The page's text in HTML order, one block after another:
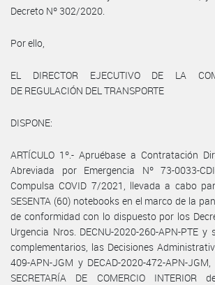
Decreto Nº 302/2020.
Por ello,
EL DIRECTOR EJECUTIVO DE LA
DE REGULACIÓN DEL TRANSPORTE
DISPONE:
ARTÍCULO 1º.- Apruébase a Contratación
Abreviada por Emergencia Nº 73-0033-
Compulsa COVID 7/2021, llevada a cabo
SESENTA (60) notebooks en el marco de la
de conformidad con lo dispuesto por los
Urgencia Nros. DECNU-2020-260-APN-PTE
complementarios, las Decisiones
409-APN-JGM y DECAD-2020-472-APN-
SECRETARÍA DE COMERCIO INTERIOR